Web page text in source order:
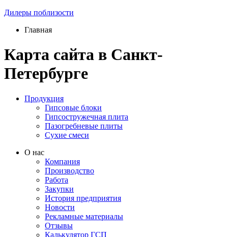
Дилеры поблизости
Главная
Карта сайта в Санкт-
Петербурге
Продукция
Гипсовые блоки
Гипсостружечная плита
Пазогребневые плиты
Сухие смеси
О нас
Компания
Производство
Работа
Закупки
История предприятия
Новости
Рекламные материалы
Отзывы
Калькулятор ГСП